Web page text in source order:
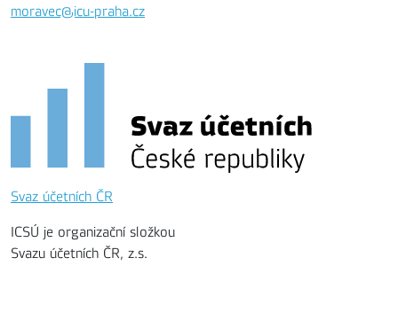
moravec@icu-praha.cz
Svaz účetních ČR
ICSÚ je organizační složkou
Svazu účetních ČR, z.s.